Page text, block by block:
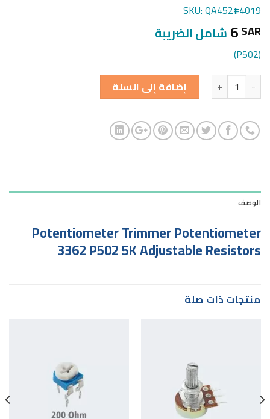
SKU: QA452#4019
6SAR شامل الضريبة
(P502)
الكمية إضافة إلى السلة
الوصف
Potentiometer Trimmer Potentiometer
3362 P502 5K Adjustable Resistors
منتجات ذات صلة